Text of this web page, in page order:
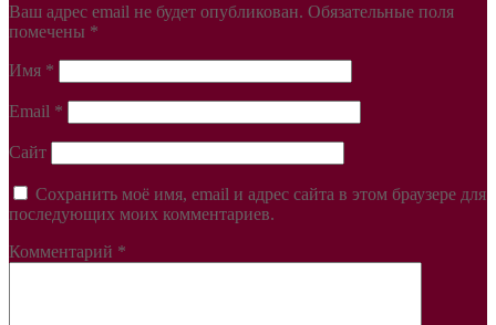
Ваш адрес email не будет опубликован. Обязательные поля
помечены *
Имя *
Email *
Сайт
Сохранить моё имя, email и адрес сайта в этом браузере для
последующих моих комментариев.
Комментарий *